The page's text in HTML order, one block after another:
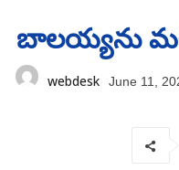
బాలయ్యను
webdesk June 11,